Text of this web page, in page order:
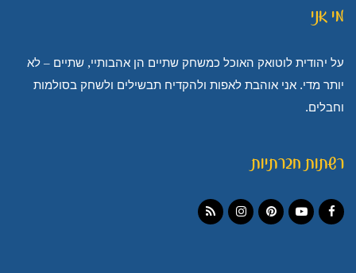
מי אני
על יהודית לוטואק האוכל כמשחק שתיים הן אהבותיי, שתיים – לא
יותר מדי. אני אוהבת לאפות ולהקדיח תבשילים ולשחק בסולמות
וחבלים.
רשתות חברתיות